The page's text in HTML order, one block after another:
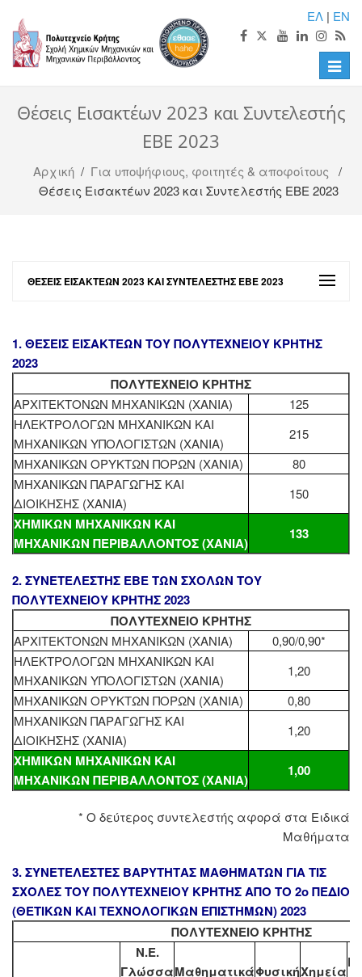
ΕΛ | EN
Toggle
Θέσεις Εισακτέων 2023 και Συντελεστής
ΕΒΕ 2023
Αρχική/ Για υποψήφιους, φοιτητές & αποφοίτους /
Θέσεις Εισακτέων 2023 και Συντελεστής ΕΒΕ 2023
ΘΈΣΕΙΣ ΕΙΣΑΚΤΈΩΝ 2023 ΚΑΙ ΣΥΝΤΕΛΕΣΤΉΣ ΕΒΕ 2023
1. ΘΕΣΕΙΣ ΕΙΣΑΚΤΕΩΝ ΤΟΥ ΠΟΛΥΤΕΧΝΕΙΟΥ ΚΡΗΤΗΣ
2023
ΠΟΛΥΤΕΧΝΕΙΟ ΚΡΗΤΗΣ
ΑΡΧΙΤΕΚΤΟΝΩΝ ΜΗΧΑΝΙΚΩΝ (ΧΑΝΙΑ)
125
ΗΛΕΚΤΡΟΛΟΓΩΝ ΜΗΧΑΝΙΚΩΝ ΚΑΙ
ΜΗΧΑΝΙΚΩΝ ΥΠΟΛΟΓΙΣΤΩΝ (ΧΑΝΙΑ)
215
ΜΗΧΑΝΙΚΩΝ ΟΡΥΚΤΩΝ ΠΟΡΩΝ (ΧΑΝΙΑ)
80
ΜΗΧΑΝΙΚΩΝ ΠΑΡΑΓΩΓΗΣ ΚΑΙ
ΔΙΟΙΚΗΣΗΣ (ΧΑΝΙΑ)
150
ΧΗΜΙΚΩΝ ΜΗΧΑΝΙΚΩΝ ΚΑΙ
ΜΗΧΑΝΙΚΩΝ ΠΕΡΙΒΑΛΛΟΝΤΟΣ (ΧΑΝΙΑ)
133
2. ΣΥΝΕΤΕΛΕΣΤΗΣ ΕΒΕ ΤΩΝ ΣΧΟΛΩΝ ΤΟΥ
ΠΟΛΥΤΕΧΝΕΙΟΥ ΚΡΗΤΗΣ 2023
ΠΟΛΥΤΕΧΝΕΙΟ ΚΡΗΤΗΣ
ΑΡΧΙΤΕΚΤΟΝΩΝ ΜΗΧΑΝΙΚΩΝ (ΧΑΝΙΑ)
0,90/0,90*
ΗΛΕΚΤΡΟΛΟΓΩΝ ΜΗΧΑΝΙΚΩΝ ΚΑΙ
ΜΗΧΑΝΙΚΩΝ ΥΠΟΛΟΓΙΣΤΩΝ (ΧΑΝΙΑ)
1,20
ΜΗΧΑΝΙΚΩΝ ΟΡΥΚΤΩΝ ΠΟΡΩΝ (ΧΑΝΙΑ)
0,80
ΜΗΧΑΝΙΚΩΝ ΠΑΡΑΓΩΓΗΣ ΚΑΙ
ΔΙΟΙΚΗΣΗΣ (ΧΑΝΙΑ)
1,20
ΧΗΜΙΚΩΝ ΜΗΧΑΝΙΚΩΝ ΚΑΙ
ΜΗΧΑΝΙΚΩΝ ΠΕΡΙΒΑΛΛΟΝΤΟΣ (ΧΑΝΙΑ)
1,00
* Ο δεύτερος συντελεστής αφορά στα Ειδικά
Μαθήματα
3. ΣΥΝΕΤΕΛΕΣΤΕΣ ΒΑΡΥΤΗΤΑΣ ΜΑΘΗΜΑΤΩΝ ΓΙΑ ΤΙΣ
ΣΧΟΛΕΣ ΤΟΥ ΠΟΛΥΤΕΧΝΕΙΟΥ ΚΡΗΤΗΣ ΑΠΟ ΤΟ 2ο ΠΕΔΙΟ
(ΘΕΤΙΚΩΝ ΚΑΙ ΤΕΧΝΟΛΟΓΙΚΩΝ ΕΠΙΣΤΗΜΩΝ) 2023
ΠΟΛΥΤΕΧΝΕΙΟ ΚΡΗΤΗΣ
N.E.
ΓλώσσαΜαθηματικάΦυσικήΧημεία